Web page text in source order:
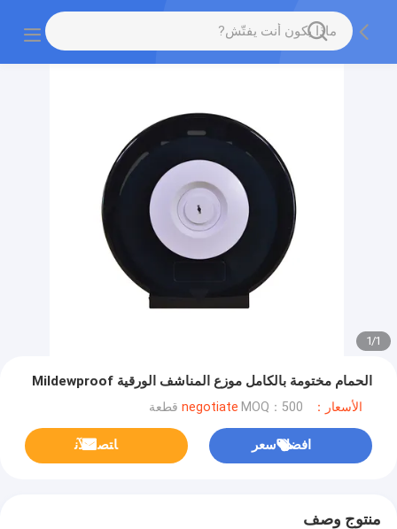
1
/
1
الحمام مختومة بالكامل موزع المناشف الورقية Mildewproof
الأسعار：negotiate MOQ：500 قطعة
افضل سعر ﺎﺘﺼﻟ ﺍﻶﻧ
منتوج وصف